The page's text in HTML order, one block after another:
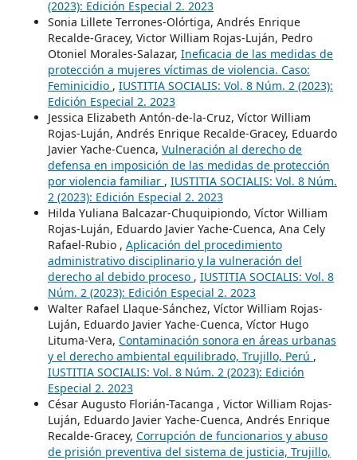
(2023): Edición Especial 2. 2023
Sonia Lillete Terrones-Olórtiga, Andrés Enrique
Recalde-Gracey, Victor William Rojas-Luján, Pedro
Otoniel Morales-Salazar, Ineficacia de las medidas de
protección a mujeres víctimas de violencia. Caso:
Feminicidio , IUSTITIA SOCIALIS: Vol. 8 Núm. 2 (2023):
Edición Especial 2. 2023
Jessica Elizabeth Antón-de-la-Cruz, Víctor William
Rojas-Luján, Andrés Enrique Recalde-Gracey, Eduardo
Javier Yache-Cuenca, Vulneración al derecho de
defensa en imposición de las medidas de protección
por violencia familiar , IUSTITIA SOCIALIS: Vol. 8 Núm.
2 (2023): Edición Especial 2. 2023
Hilda Yuliana Balcazar-Chuquipiondo, Víctor William
Rojas-Luján, Eduardo Javier Yache-Cuenca, Ana Cely
Rafael-Rubio , Aplicación del procedimiento
administrativo disciplinario y la vulneración del
derecho al debido proceso , IUSTITIA SOCIALIS: Vol. 8
Núm. 2 (2023): Edición Especial 2. 2023
Walter Rafael Llaque-Sánchez, Víctor William Rojas-
Luján, Eduardo Javier Yache-Cuenca, Víctor Hugo
Lituma-Vera, Contaminación sonora en áreas urbanas
y el derecho ambiental equilibrado, Trujillo, Perú ,
IUSTITIA SOCIALIS: Vol. 8 Núm. 2 (2023): Edición
Especial 2. 2023
César Augusto Florián-Tacanga , Victor William Rojas-
Luján, Eduardo Javier Yache-Cuenca, Andrés Enrique
Recalde-Gracey, Corrupción de funcionarios y abuso
de prisión preventiva del sistema de justicia, Trujillo,